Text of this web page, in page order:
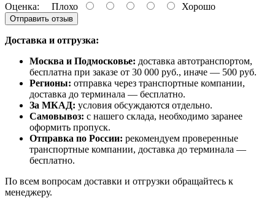
Оценка: Плохо Хорошо
Отправить отзыв
Доставка и отгрузка:
Москва и Подмосковье: доставка автотранспортом,
бесплатна при заказе от 30 000 руб., иначе — 500 руб.
Регионы: отправка через транспортные компании,
доставка до терминала — бесплатно.
За МКАД: условия обсуждаются отдельно.
Самовывоз: с нашего склада, необходимо заранее
оформить пропуск.
Отправка по России: рекомендуем проверенные
транспортные компании, доставка до терминала —
бесплатно.
По всем вопросам доставки и отгрузки обращайтесь к
менеджеру.